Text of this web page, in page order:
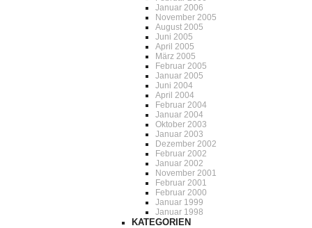
Januar 2006
November 2005
August 2005
Juni 2005
April 2005
März 2005
Februar 2005
Januar 2005
Juni 2004
April 2004
Februar 2004
Januar 2004
Oktober 2003
Januar 2003
Dezember 2002
Februar 2002
Januar 2002
November 2001
Februar 2001
Februar 2000
Januar 1999
Januar 1998
KATEGORIEN